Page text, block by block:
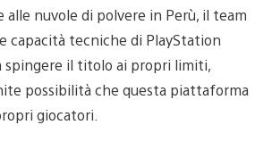
alle nuvole di polvere in Perù, il team
capacità tecniche di PlayStation
spingere il titolo ai propri limiti,
possibilità che questa piattaforma
giocatori.